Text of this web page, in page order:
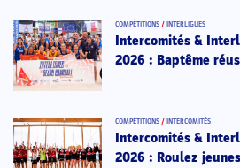
COMPÉTITIONS / INTERLIGUES
Intercomités &
2026 : Baptême
COMPÉTITIONS / INTERCOMITÉS
Intercomités &
2026 : Roulez